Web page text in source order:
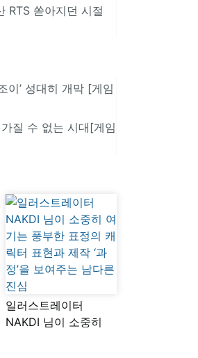
RTS 쏟아지던 시절
이’ 성대히 개막 [게임
질 수 없는 시대[게임
일러스트레이터
NAKDI 님이 소중히